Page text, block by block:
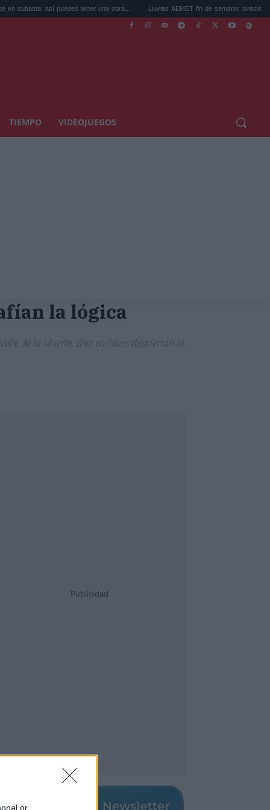
or
así puedes tener una obra... Lluvias AEMET fin de semana: avisos por
TIEMPO VIDEOJUEGOS
la lógica
de la Muerte, diez enclaves despiertan la
Publicidad